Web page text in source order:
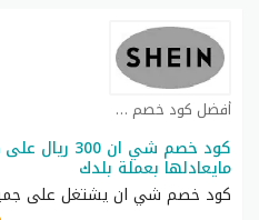
أفضل كود خصم شي ان كوبون
مايعادلها بعملة بلدك
كود خصم شي ان يشتغل على جميع